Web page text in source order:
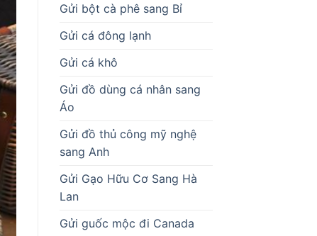
Gửi bột cà phê sang Bỉ
Gửi cá đông lạnh
Gửi cá khô
Gửi đồ dùng cá nhân sang
Áo
Gửi đồ thủ công mỹ nghệ
sang Anh
Gửi Gạo Hữu Cơ Sang Hà
Lan
Gửi guốc mộc đi Canada